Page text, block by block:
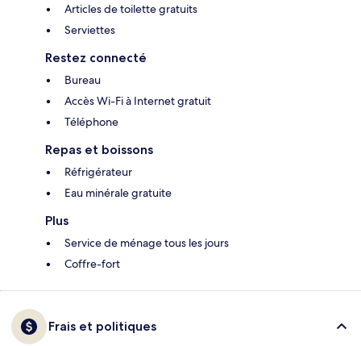
Articles de toilette gratuits
Serviettes
Restez connecté
Bureau
Accès Wi-Fi à Internet gratuit
Téléphone
Repas et boissons
Réfrigérateur
Eau minérale gratuite
Plus
Service de ménage tous les jours
Coffre-fort
Frais et politiques